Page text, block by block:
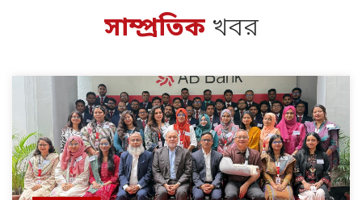
সাম্প্রতিক খবর